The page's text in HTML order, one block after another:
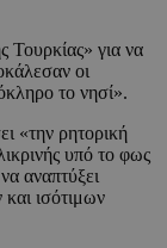
Τουρκίας» για να
οι
το νησί».
«την ρητορική
υπό το φως
αναπτύξει
και ισότιμων